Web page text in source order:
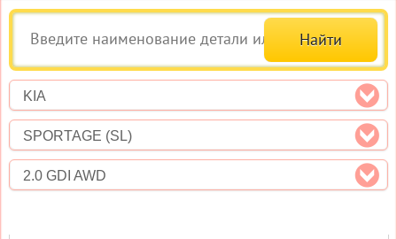
KIA
SPORTAGE (SL)
2.0 GDI AWD